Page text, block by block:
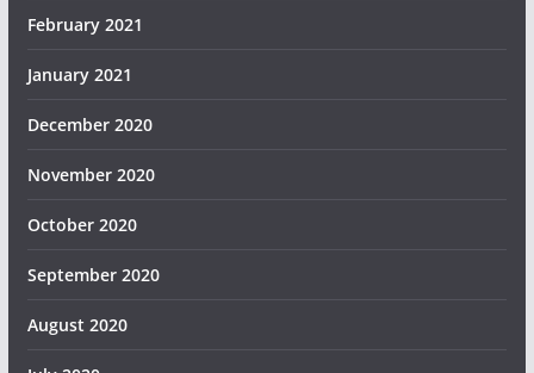
February 2021
January 2021
December 2020
November 2020
October 2020
September 2020
August 2020